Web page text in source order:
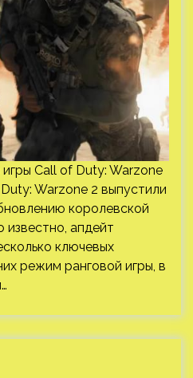
Call of Duty: Warzone
Warzone 2 выпустили
королевской
известно, апдейт
ключевых
режим ранговой игры, в